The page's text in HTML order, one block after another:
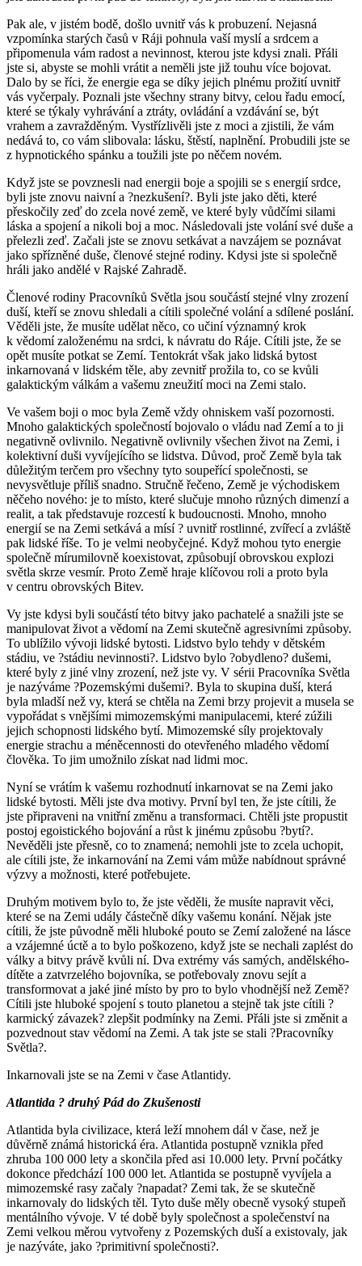
Pak ale, v jistém bodě, došlo uvnitř vás k probuzení. Nejasná
vzpomínka starých časů v Ráji pohnula vaší myslí a srdcem a
připomenula vám radost a nevinnost, kterou jste kdysi znali. Přáli
jste si, abyste se mohli vrátit a neměli jste již touhu více bojovat.
Dalo by se říci, že energie ega se díky jejich plnému prožití uvnitř
vás vyčerpaly. Poznali jste všechny strany bitvy, celou řadu emocí,
které se týkaly vyhrávání a ztráty, ovládání a vzdávání se, být
vrahem a zavražděným. Vystřízlivěli jste z moci a zjistili, že vám
nedává to, co vám slibovala: lásku, štěstí, naplnění. Probudili jste se
z hypnotického spánku a toužili jste po něčem novém.
Když jste se povznesli nad energii boje a spojili se s energií srdce,
byli jste znovu naivní a ?nezkušení?. Byli jste jako děti, které
přeskočily zeď do zcela nové země, ve které byly vůdčími silami
láska a spojení a nikoli boj a moc. Následovali jste volání své duše a
přelezli zeď. Začali jste se znovu setkávat a navzájem se poznávat
jako spřízněné duše, členové stejné rodiny. Kdysi jste si společně
hráli jako andělé v Rajské Zahradě.
Členové rodiny Pracovníků Světla jsou součástí stejné vlny zrození
duší, kteří se znovu shledali a cítili společné volání a sdílené poslání.
Věděli jste, že musíte udělat něco, co učiní významný krok
k vědomí založenému na srdci, k návratu do Ráje. Cítili jste, že se
opět musíte potkat se Zemí. Tentokrát však jako lidská bytost
inkarnovaná v lidském těle, aby zevnitř prožila to, co se kvůli
galaktickým válkám a vašemu zneužití moci na Zemi stalo.
Ve vašem boji o moc byla Země vždy ohniskem vaší pozornosti.
Mnoho galaktických společností bojovalo o vládu nad Zemí a to ji
negativně ovlivnilo. Negativně ovlivnily všechen život na Zemi, i
kolektivní duši vyvíjejícího se lidstva. Důvod, proč Země byla tak
důležitým terčem pro všechny tyto soupeřící společnosti, se
nevysvětluje příliš snadno. Stručně řečeno, Země je východiskem
něčeho nového: je to místo, které slučuje mnoho různých dimenzí a
realit, a tak představuje rozcestí k budoucnosti. Mnoho, mnoho
energií se na Zemi setkává a mísí ? uvnitř rostlinné, zvířecí a zvláště
pak lidské říše. To je velmi neobyčejné. Když mohou tyto energie
společně mírumilovně koexistovat, způsobují obrovskou explozi
světla skrze vesmír. Proto Země hraje klíčovou roli a proto byla
v centru obrovských Bitev.
Vy jste kdysi byli součástí této bitvy jako pachatelé a snažili jste se
manipulovat život a vědomí na Zemi skutečně agresivními způsoby.
To ublížilo vývoji lidské bytosti. Lidstvo bylo tehdy v dětském
stádiu, ve ?stádiu nevinnosti?. Lidstvo bylo ?obydleno? dušemi,
které byly z jiné vlny zrození, než jste vy. V sérii Pracovníka Světla
je nazýváme ?Pozemskými dušemi?. Byla to skupina duší, která
byla mladší než vy, která se chtěla na Zemi brzy projevit a musela se
vypořádat s vnějšími mimozemskými manipulacemi, které zúžili
jejich schopnosti lidského bytí. Mimozemské síly projektovaly
energie strachu a méněcennosti do otevřeného mladého vědomí
člověka. To jim umožnilo získat nad lidmi moc.
Nyní se vrátím k vašemu rozhodnutí inkarnovat se na Zemi jako
lidské bytosti. Měli jste dva motivy. První byl ten, že jste cítili, že
jste připraveni na vnitřní změnu a transformaci. Chtěli jste propustit
postoj egoistického bojování a růst k jinému způsobu ?bytí?.
Nevěděli jste přesně, co to znamená; nemohli jste to zcela uchopit,
ale cítili jste, že inkarnování na Zemi vám může nabídnout správné
výzvy a možnosti, které potřebujete.
Druhým motivem bylo to, že jste věděli, že musíte napravit věci,
které se na Zemi udály částečně díky vašemu konání. Nějak jste
cítili, že jste původně měli hluboké pouto se Zemí založené na lásce
a vzájemné úctě a to bylo poškozeno, když jste se nechali zaplést do
války a bitvy právě kvůli ní. Dva extrémy vás samých, andělského-
dítěte a zatvrzelého bojovníka, se potřebovaly znovu sejít a
transformovat a jaké jiné místo by pro to bylo vhodnější než Země?
Cítili jste hluboké spojení s touto planetou a stejně tak jste cítili ?
karmický závazek? zlepšit podmínky na Zemi. Přáli jste si změnit a
pozvednout stav vědomí na Zemi. A tak jste se stali ?Pracovníky
Světla?.
Inkarnovali jste se na Zemi v čase Atlantidy.
Atlantida ? druhý Pád do Zkušenosti
Atlantida byla civilizace, která leží mnohem dál v čase, než je
důvěrně známá historická éra. Atlantida postupně vznikla před
zhruba 100 000 lety a skončila před asi 10.000 lety. První počátky
dokonce předchází 100 000 let. Atlantida se postupně vyvíjela a
mimozemské rasy začaly ?napadat? Zemi tak, že se skutečně
inkarnovaly do lidských těl. Tyto duše měly obecně vysoký stupeň
mentálního vývoje. V té době byly společnost a společenství na
Zemi velkou měrou vytvořeny z Pozemských duší a existovaly, jak
je nazýváte, jako ?primitivní společnosti?.